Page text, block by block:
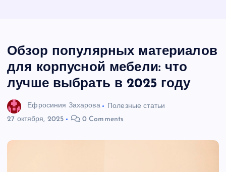
Обзор популярных материалов
для корпусной мебели: что
лучше выбрать в 2025 году
Ефросиния Захарова
Полезные статьи
27 октября, 2025
0 Comments